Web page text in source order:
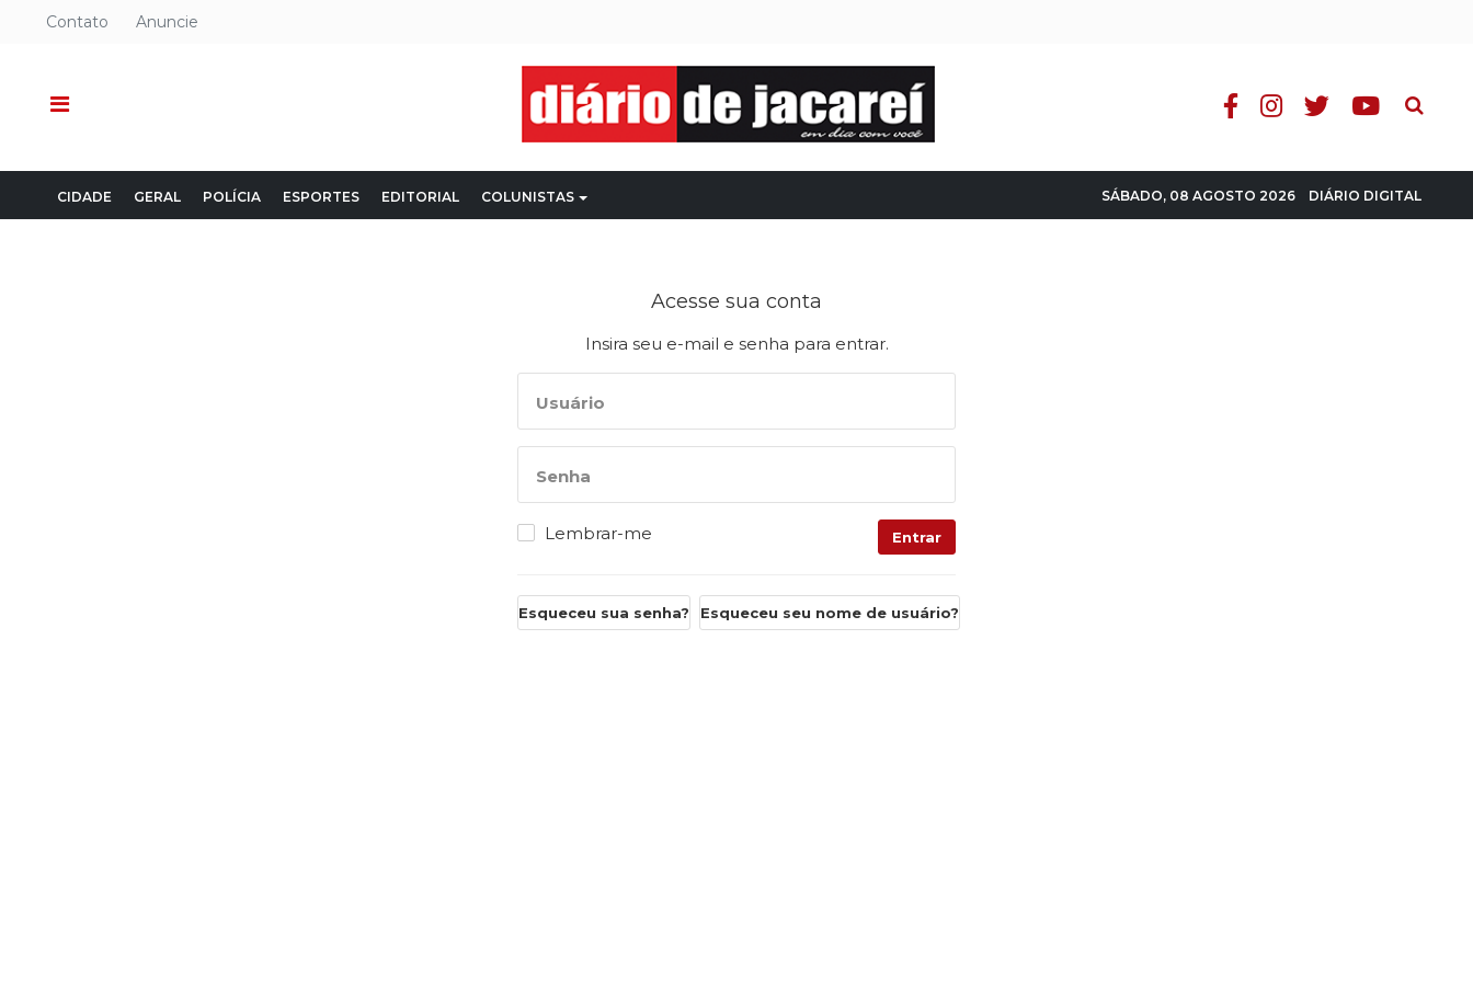
Contato Anuncie
Pesquisa
CIDADE GERAL POLÍCIA ESPORTES EDITORIAL COLUNISTAS SÁBADO, 08 AGOSTO 2026 DIÁRIO DIGITAL
Acesse sua conta
Insira seu e-mail e senha para entrar.
Usuário
Senha
Lembrar-me Entrar
Esqueceu sua senha? Esqueceu seu nome de usuário?